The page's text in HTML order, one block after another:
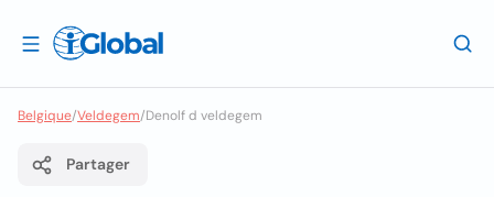
Belgique/Veldegem/Denolf d veldegem
Partager